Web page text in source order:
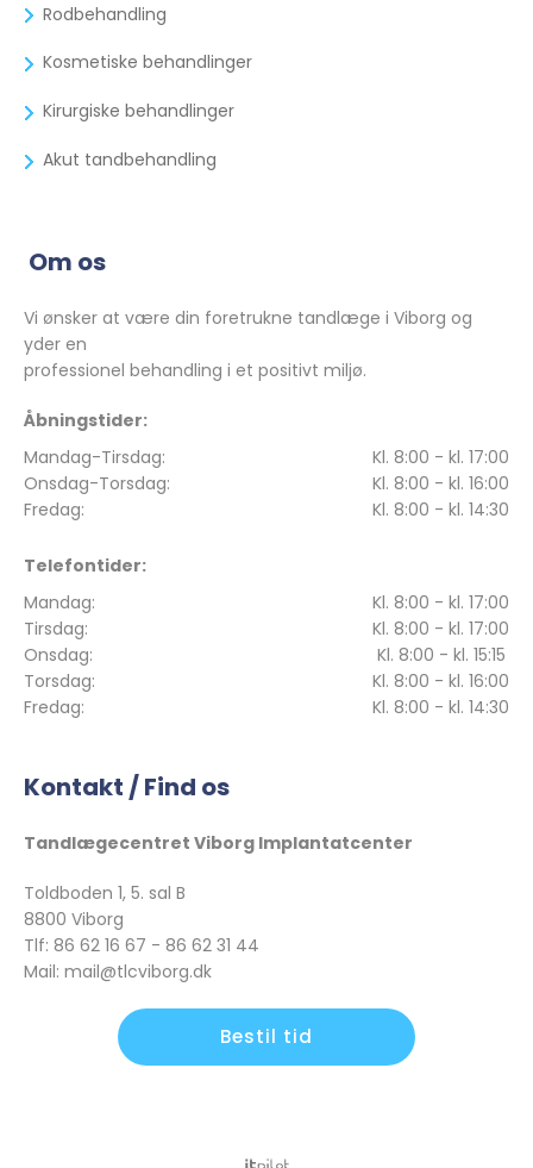
Rodbehandling
Kosmetiske behandlinger
Kirurgiske behandlinger
Akut tandbehandling
Om os
Vi ønsker at være din foretrukne tandlæge i Viborg og
yder en
professionel behandling i et positivt miljø.
Åbningstider:
Mandag-Tirsdag:
Onsdag-Torsdag:
Fredag:
Kl. 8:00 - kl. 17:00
Kl. 8:00 - kl. 16:00
Kl. 8:00 - kl. 14:30
Telefontider:
Mandag:
Tirsdag:
Onsdag:
Torsdag:
Fredag:
Kl. 8:00 - kl. 17:00
Kl. 8:00 - kl. 17:00
Kl. 8:00 - kl. 15:15
Kl. 8:00 - kl. 16:00
Kl. 8:00 - kl. 14:30
Kontakt / Find os
Tandlægecentret Viborg Implantatcenter
Toldboden 1, 5. sal B
8800 Viborg
Tlf: 86 62 16 67 - 86 62 31 44
Mail: mail@tlcviborg.dk
Bestil tid